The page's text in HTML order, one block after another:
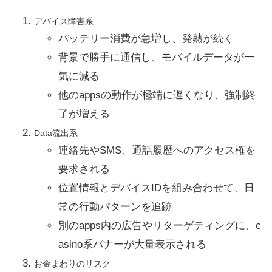
デバイス障害系
バッテリー消費が急増し、発熱が続く
背景で勝手に通信し、モバイルデータが一
気に減る
他のappsの動作が極端に遅くなり、強制終
了が増える
Data流出系
連絡先やSMS、通話履歴へのアクセス権を
要求される
位置情報とデバイスIDを組み合わせて、日
常の行動パターンを追跡
別のapps内の広告やリターゲティングに、c
asino系バナーが大量表示される
お金まわりのリスク